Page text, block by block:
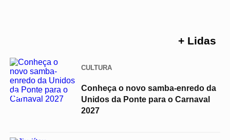
+ Lidas
01
CULTURA
Conheça o novo samba-enredo da
Unidos da Ponte para o Carnaval
2027